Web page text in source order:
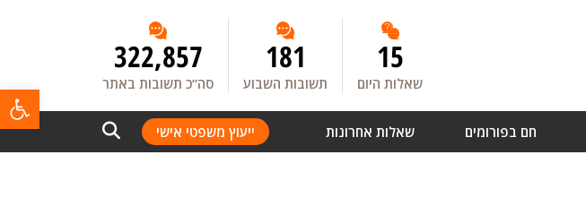
15
שאלות היום
181
תשובות השבוע
322,857
סה”כ תשובות באתר
חם בפורומים שאלות אחרונות ייעוץ משפטי אישי